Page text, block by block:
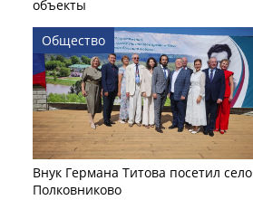
объекты
Общество
Внук Германа Титова посетил село
Полковниково